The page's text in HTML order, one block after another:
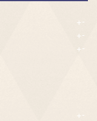
+-
+-
+-
+-